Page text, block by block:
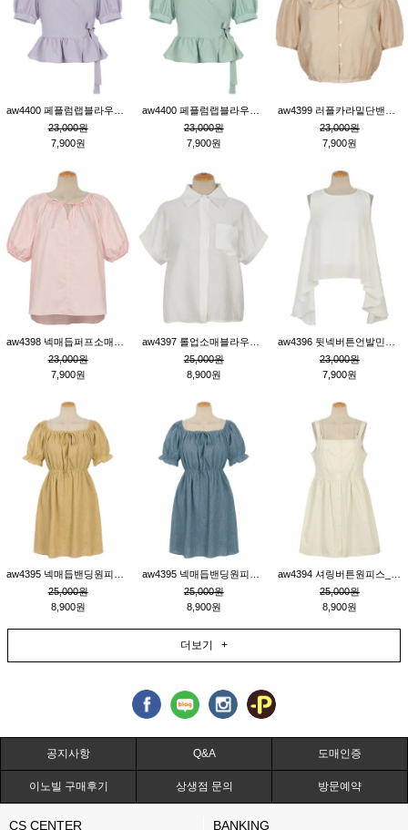
23,000원
7,900원
23,000원
7,900원
23,000원
7,900원
23,000원
7,900원
25,000원
8,900원
23,000원
7,900원
25,000원
8,900원
25,000원
8,900원
25,000원
8,900원
더보기 +
공지사항 Q&A 도매인증
이노빌 구매후기 상생점 문의 방문예약
CS CENTER BANKING